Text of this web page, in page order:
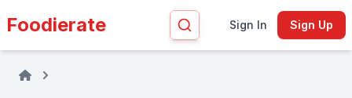
Foodierate Sign In Sign Up